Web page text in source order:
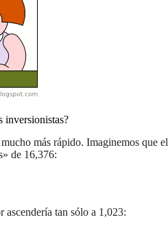
inversionistas?
más rápido. Imaginemos que el
de 16,376:
ascendería tan sólo a 1,023: